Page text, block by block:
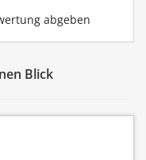
abgeben
Blick